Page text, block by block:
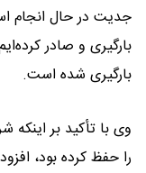
جدیت در حال انجام
بارگیری و صادر
بارگیری شده است.
وی با تأکید بر
را حفظ کرده بود،